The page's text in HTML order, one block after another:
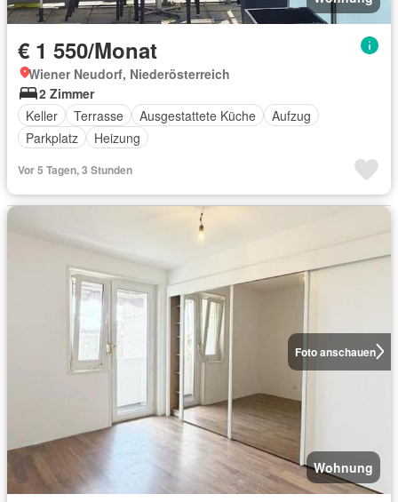
€ 1 550/Monat
Wiener Neudorf, Niederösterreich
2 Zimmer
Keller
Terrasse Ausgestattete Küche
Aufzug
Parkplatz
Heizung
Vor 5 Tagen, 3 Stunden
Foto anschauen
Wohnung